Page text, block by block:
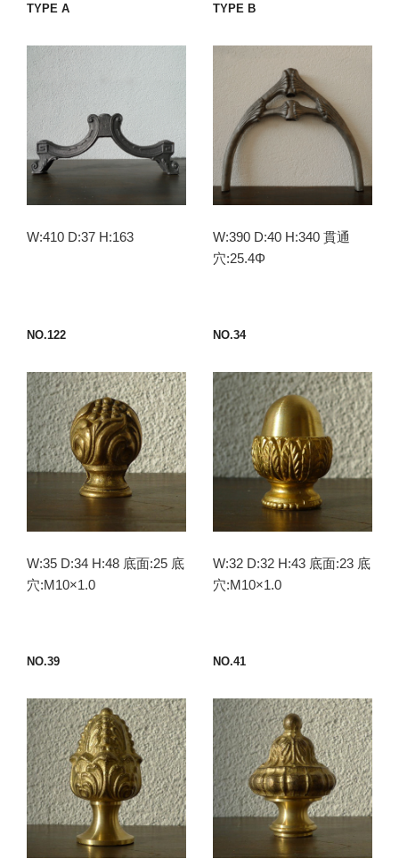
TYPE A
W:410 D:37 H:163
TYPE B
W:390 D:40 H:340 貫通
穴:25.4Φ
NO.122
W:35 D:34 H:48 底面:25 底
穴:M10×1.0
NO.34
W:32 D:32 H:43 底面:23 底
穴:M10×1.0
NO.39 NO.41